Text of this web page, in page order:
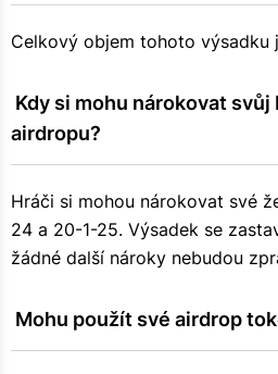
Celkový objem tohoto výsadku
airdropu?
Hráči si mohou nárokovat své
24 a 20-1-25. Výsadek se
žádné další nároky nebudou
Mohu použít své airdrop